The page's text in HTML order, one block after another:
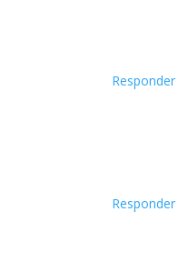
Responder
Responder